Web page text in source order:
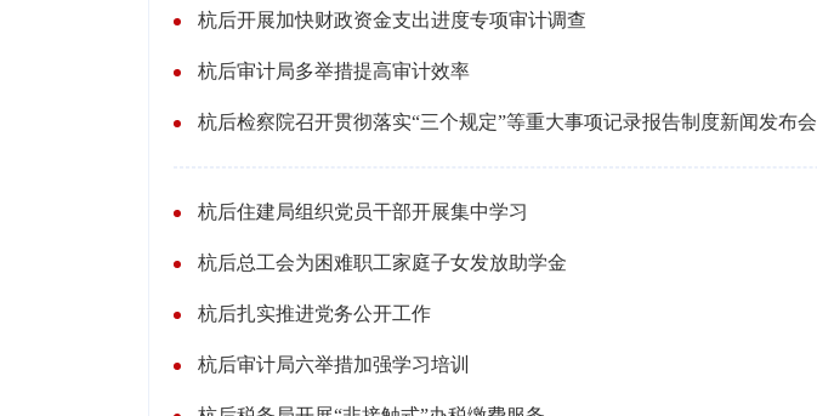
杭后开展加快财政资金支出进度专项审计调查
杭后审计局多举措提高审计效率
杭后检察院召开贯彻落实“三个规定”等重大事项记录报告制度新闻发布会
杭后住建局组织党员干部开展集中学习
杭后总工会为困难职工家庭子女发放助学金
杭后扎实推进党务公开工作
杭后审计局六举措加强学习培训